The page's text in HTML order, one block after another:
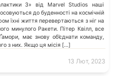
3» від Marvel Studios наші
до буденності на космічній
їхні життя перевертаються з ніг на
минулого Ракети. Пітер Квілл, все
має знову об’єднати команду,
з них. Якщо ця місія […]
13 Лют, 2023